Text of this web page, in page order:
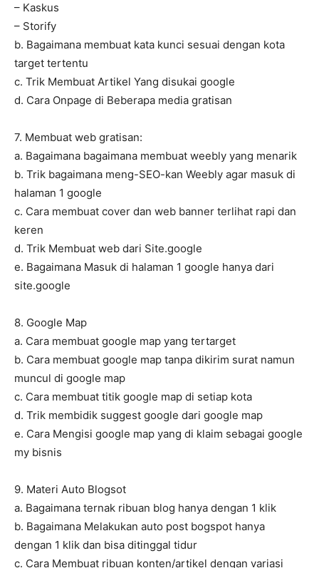
– Kaskus
– Storify
b. Bagaimana membuat kata kunci sesuai dengan kota
target tertentu
c. Trik Membuat Artikel Yang disukai google
d. Cara Onpage di Beberapa media gratisan
7. Membuat web gratisan:
a. Bagaimana bagaimana membuat weebly yang menarik
b. Trik bagaimana meng-SEO-kan Weebly agar masuk di
halaman 1 google
c. Cara membuat cover dan web banner terlihat rapi dan
keren
d. Trik Membuat web dari Site.google
e. Bagaimana Masuk di halaman 1 google hanya dari
site.google
8. Google Map
a. Cara membuat google map yang tertarget
b. Cara membuat google map tanpa dikirim surat namun
muncul di google map
c. Cara membuat titik google map di setiap kota
d. Trik membidik suggest google dari google map
e. Cara Mengisi google map yang di klaim sebagai google
my bisnis
9. Materi Auto Blogsot
a. Bagaimana ternak ribuan blog hanya dengan 1 klik
b. Bagaimana Melakukan auto post bogspot hanya
dengan 1 klik dan bisa ditinggal tidur
c. Cara Membuat ribuan konten/artikel dengan variasi